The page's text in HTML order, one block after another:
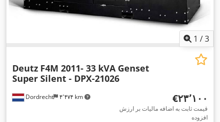
1 /3
Dordrecht ۴٬۴۷۴ km
Deutz F4M 2011- 33 kVA Genset
Super Silent - DPX-21026
‎€۲۳٬۱۰۰
قیمت ثابت به اضافه مالیات بر ارزش
افزوده